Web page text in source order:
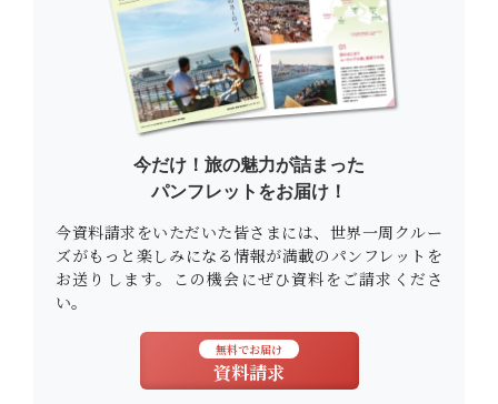
今だけ！旅の魅力が詰まった
パンフレットをお届け！
今資料請求をいただいた皆さまには、世界一周クルー
ズがもっと楽しみになる情報が満載のパンフレットを
お送りします。この機会にぜひ資料をご請求くださ
い。
無料でお届け
資料請求